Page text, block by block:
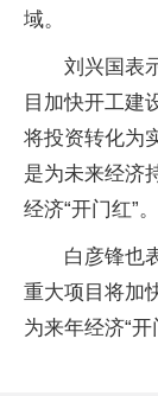
域。
刘兴国表
目加快开工建
将投资转化为
是为未来经济
经济“开门红”。
白彦锋也
重大项目将加
为来年经济“开